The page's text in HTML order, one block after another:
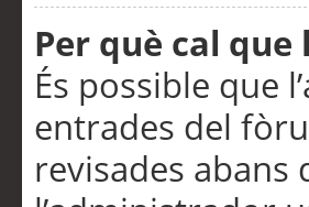
Per què cal
És possible que
entrades del
revisades abans